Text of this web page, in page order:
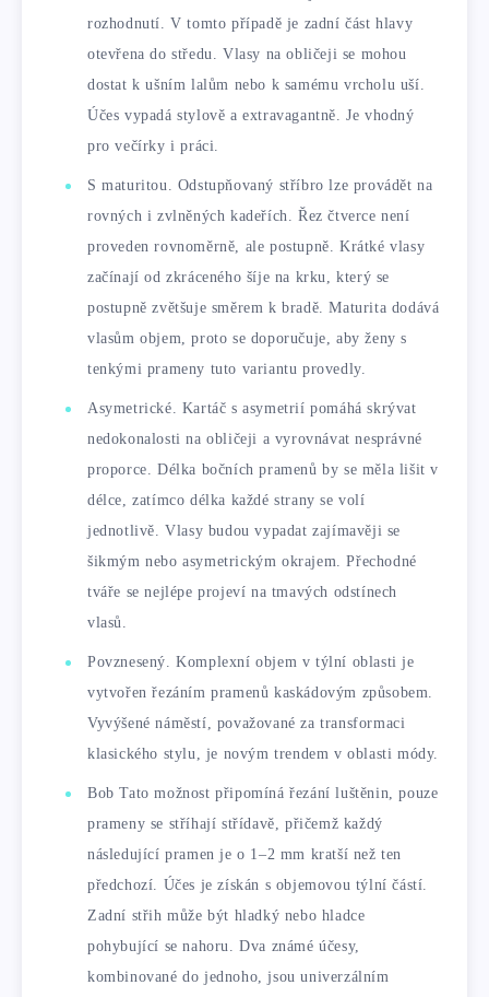
rozhodnutí. V tomto případě je zadní část hlavy
otevřena do středu. Vlasy na obličeji se mohou
dostat k ušním lalům nebo k samému vrcholu uší.
Účes vypadá stylově a extravagantně. Je vhodný
pro večírky i práci.
S maturitou. Odstupňovaný stříbro lze provádět na
rovných i zvlněných kadeřích. Řez čtverce není
proveden rovnoměrně, ale postupně. Krátké vlasy
začínají od zkráceného šíje na krku, který se
postupně zvětšuje směrem k bradě. Maturita dodává
vlasům objem, proto se doporučuje, aby ženy s
tenkými prameny tuto variantu provedly.
Asymetrické. Kartáč s asymetrií pomáhá skrývat
nedokonalosti na obličeji a vyrovnávat nesprávné
proporce. Délka bočních pramenů by se měla lišit v
délce, zatímco délka každé strany se volí
jednotlivě. Vlasy budou vypadat zajímavěji se
šikmým nebo asymetrickým okrajem. Přechodné
tváře se nejlépe projeví na tmavých odstínech
vlasů.
Povznesený. Komplexní objem v týlní oblasti je
vytvořen řezáním pramenů kaskádovým způsobem.
Vyvýšené náměstí, považované za transformaci
klasického stylu, je novým trendem v oblasti módy.
Bob Tato možnost připomíná řezání luštěnin, pouze
prameny se stříhají střídavě, přičemž každý
následující pramen je o 1–2 mm kratší než ten
předchozí. Účes je získán s objemovou týlní částí.
Zadní střih může být hladký nebo hladce
pohybující se nahoru. Dva známé účesy,
kombinované do jednoho, jsou univerzálním